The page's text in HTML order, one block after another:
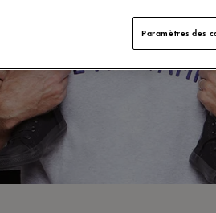
Paramètres des